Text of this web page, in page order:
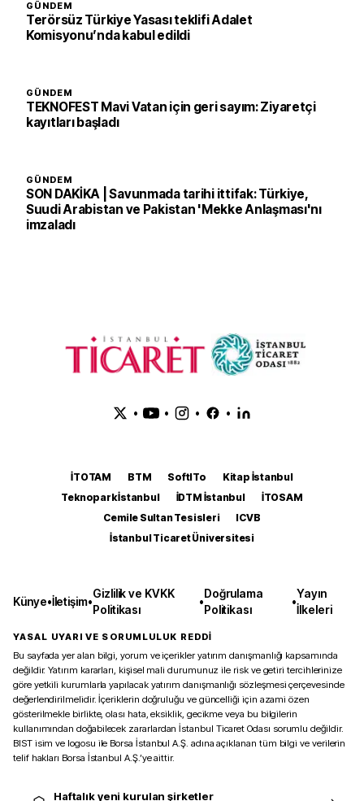
GÜNDEM
Terörsüz Türkiye Yasası teklifi Adalet
Komisyonu’nda kabul edildi
GÜNDEM
TEKNOFEST Mavi Vatan için geri sayım: Ziyaretçi
kayıtları başladı
GÜNDEM
SON DAKİKA | Savunmada tarihi ittifak: Türkiye,
Suudi Arabistan ve Pakistan 'Mekke Anlaşması'nı
imzaladı
• • • •
İTOTAM BTM SoftITo
Kitap İstanbul
Teknopark İstanbul
İDTM İstanbul
İTOSAM
Cemile Sultan Tesisleri
ICVB
İstanbul Ticaret Üniversitesi
Künye•İletişim•
Gizlilik ve KVKK
Politikası
•
Doğrulama
Politikası
•
Yayın
İlkeleri
YASAL UYARI VE SORUMLULUK REDDİ
Bu sayfada yer alan bilgi, yorum ve içerikler yatırım danışmanlığı kapsamında
değildir. Yatırım kararları, kişisel mali durumunuz ile risk ve getiri tercihlerinize
göre yetkili kurumlarla yapılacak yatırım danışmanlığı sözleşmesi çerçevesinde
değerlendirilmelidir. İçeriklerin doğruluğu ve güncelliği için azami özen
gösterilmekle birlikte, olası hata, eksiklik, gecikme veya bu bilgilerin
kullanımından doğabilecek zararlardan İstanbul Ticaret Odası sorumlu değildir.
BIST isim ve logosu ile Borsa İstanbul A.Ş. adına açıklanan tüm bilgi ve verilerin
telif hakları Borsa İstanbul A.Ş.’ye aittir.
Haftalık yeni kurulan şirketler